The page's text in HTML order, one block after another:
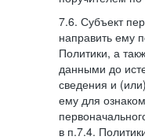
7.6. Субъект
направить ему
Политики, а
данными до
сведения и
ему для
в п.7.4.